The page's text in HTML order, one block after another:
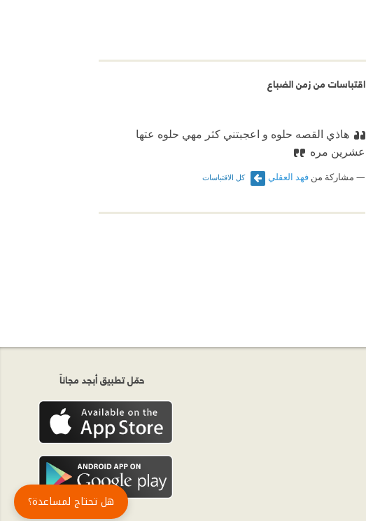
اقتباسات من زمن الضباع
هاذي القصه حلوه و اعجبتني كثر مهي حلوه عتها
عشرين مره
مشاركة من فهد العقلي كل الاقتباسات
حمّل تطبيق أبجد مجاناً
هل تحتاج لمساعدة؟